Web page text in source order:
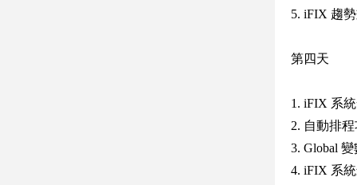
5. iFIX 趨
第四天
1. iFIX 系
2. 自動排
3. Global
4. iFIX 系